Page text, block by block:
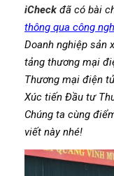
iCheck đã có bài
thông qua công
Doanh nghiệp sản
tảng thương mại
Thương mại điện
Xúc tiến Đầu tư
Chúng ta cùng
viết này nhé!